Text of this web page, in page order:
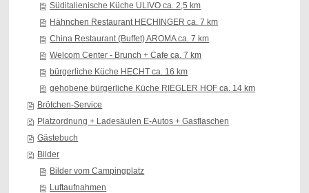
Süditalienische Küche ULIVO ca. 2,5 km
Hähnchen Restaurant HECHINGER ca. 7 km
China Restaurant (Buffet) AROMA ca. 7 km
Welcom Center - Brunch + Cafe ca. 7 km
bürgerliche Küche HECHT ca. 16 km
gehobene bürgerliche Küche RIEGLER HOF ca. 14 km
Brötchen-Service
Platzordnung + Ladesäulen E-Autos + Gasflaschen
Gästebuch
Bilder
Bilder vom Campingplatz
Luftaufnahmen